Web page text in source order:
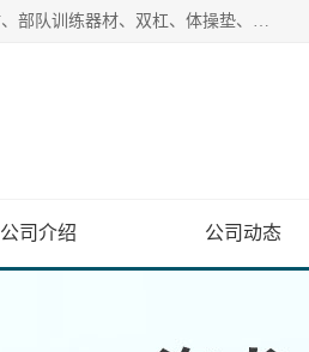
【1分钟前更新】盐山洛龙体育器材销售有限公司批量供应：300米障碍器材、400米障碍器材、部队训练器材、双杠、体操垫、舞蹈把杆等产品。盐山洛龙体育器材销售有限公司经过多年的发展，集研发，生产，销售，售后服务为一体. 奉行“质量，信誉，服务”的宗旨，以开拓创新的精神和真诚守信的态度积极进取。
公司介绍 公司动态